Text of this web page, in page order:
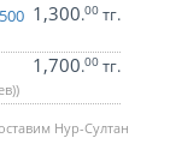
1,300.00 тг.
1,700.00 тг.
Нур-Султан